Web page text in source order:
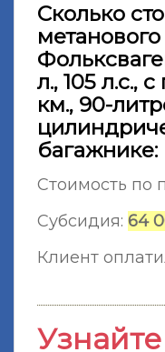
Сколько
л., 105 л.с.,
км., 90-
багажнике:
Стоимость по
Субсидия: 64
Клиент